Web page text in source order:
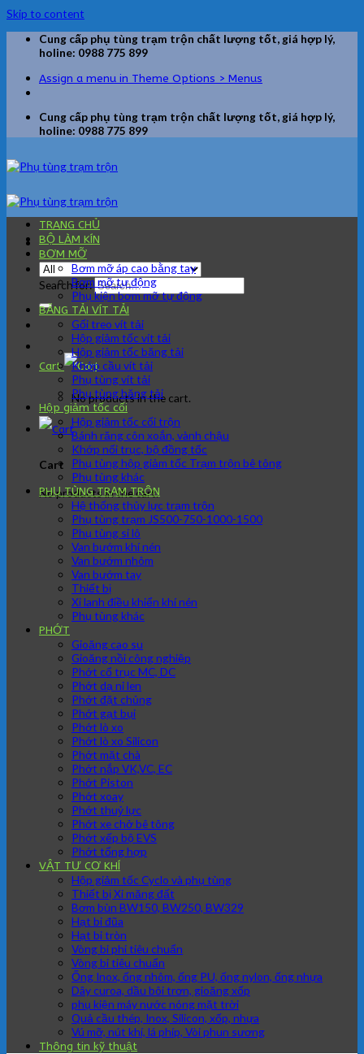
Skip to content
Cung cấp phụ tùng trạm trộn chất lượng tốt, giá hợp lý,
holine: 0988 775 899
Assign a menu in Theme Options > Menus
Cung cấp phụ tùng trạm trộn chất lượng tốt, giá hợp lý,
holine: 0988 775 899
Search for:
Cart
No products in the cart.
Cart
No products in the cart.
TRANG CHỦ
BỘ LÀM KÍN
BƠM MỠ
Bơm mỡ áp cao bằng tay
Bơm mỡ tự động
Phụ kiện bơm mỡ tự động
BĂNG TẢI VÍT TẢI
Gối treo vít tải
Hộp giảm tốc vít tải
Hộp giảm tốc băng tải
Khớp cầu vít tải
Phụ tùng vít tải
Phụ tùng băng tải
Hộp giảm tốc cối
Hộp giảm tốc cối trộn
Bánh răng côn xoắn, vành chậu
Khớp nối trục, bộ đồng tốc
Phụ tùng hộp giảm tốc Trạm trộn bê tông
Phụ tùng khác
PHỤ TÙNG TRẠM TRÔN
Hệ thống thủy lực trạm trộn
Phụ tùng trạm JS500-750-1000-1500
Phụ tùng si lô
Van bướm khí nén
Van bướm nhôm
Van bướm tay
Thiết bị
Xi lanh điều khiển khí nén
Phụ tùng khác
PHỚT
Gioăng cao su
Gioăng nồi công nghiệp
Phớt cổ trục MC, DC
Phớt dạ nỉ len
Phớt đặt chủng
Phớt gạt bụi
Phớt lò xo
Phớt lò xo Silicon
Phớt mặt chà
Phớt nắp VK,VC, EC
Phớt Piston
Phớt xoay
Phớt thuỷ lực
Phớt xe chở bê tông
Phớt xếp bộ EVS
Phớt tổng hợp
VẬT TƯ CƠ KHÍ
Hộp giảm tốc Cyclo và phụ tùng
Thiết bị Xi măng đất
Bơm bùn BW150, BW250, BW329
Hạt bi đũa
Hạt bi tròn
Vòng bi phi tiêu chuẩn
Vòng bi tiêu chuẩn
Ống Inox, ống nhôm, ống PU, ống nylon, ống nhựa
Dây curoa, dầu bôi trơn, gioăng xốp
phụ kiện máy nước nóng mặt trời
Quả cầu thép, Inox, Silicon, xốp, nhựa
Vú mỡ, nút khí, lá phíp, Vòi phun sương
Thông tin kỹ thuật